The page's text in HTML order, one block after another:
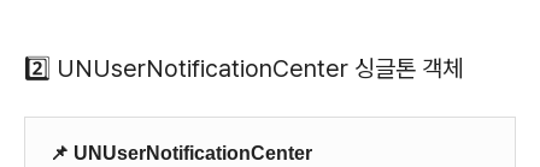
2️⃣ UNUserNotificationCenter 싱글톤 객체
📌 UNUserNotificationCenter